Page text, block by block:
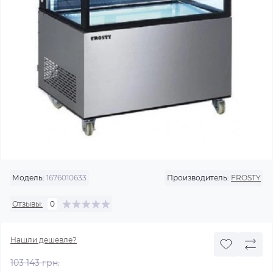
Модель: 1676010633 Производитель: FROSTY
Отзывы: 0
Нашли дешевле?
103 143 грн.